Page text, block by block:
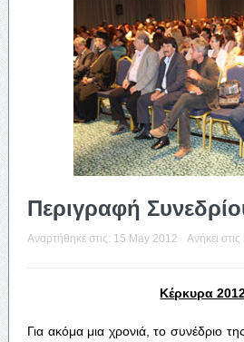
Περιγραφή
Αναρτήθηκε στις: 15 May 2012 Ανήκει
Κέρκυρα
Για ακόμα μια χρονιά, το συνέδριο